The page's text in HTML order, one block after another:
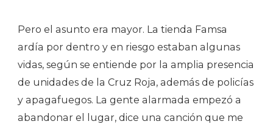
Pero el asunto era mayor. La tienda Famsa
ardía por dentro y en riesgo estaban algunas
vidas, según se entiende por la amplia presencia
de unidades de la Cruz Roja, además de policías
y apagafuegos. La gente alarmada empezó a
abandonar el lugar, dice una canción que me